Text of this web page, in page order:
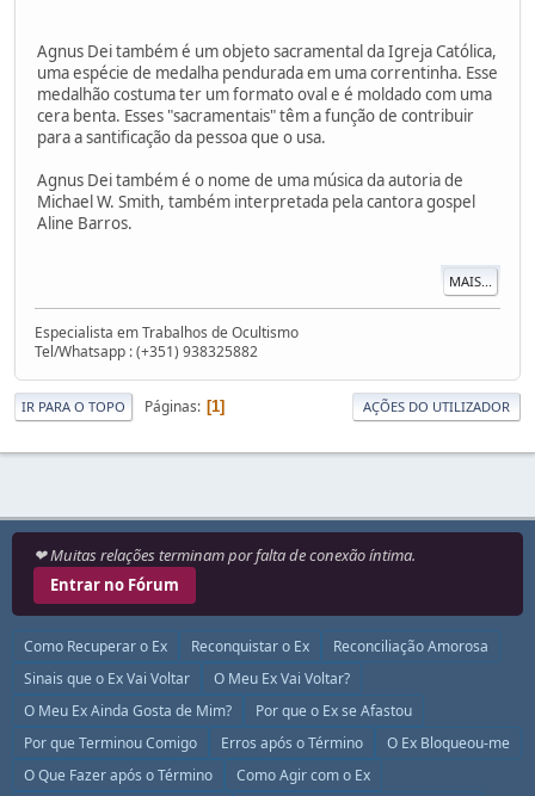
Agnus Dei também é um objeto sacramental da Igreja Católica,
uma espécie de medalha pendurada em uma correntinha. Esse
medalhão costuma ter um formato oval e é moldado com uma
cera benta. Esses "sacramentais" têm a função de contribuir
para a santificação da pessoa que o usa.
Agnus Dei também é o nome de uma música da autoria de
Michael W. Smith, também interpretada pela cantora gospel
Aline Barros.
MAIS...
Especialista em Trabalhos de Ocultismo
Tel/Whatsapp : (+351) 938325882
IR PARA O TOPO Páginas 1 AÇÕES DO UTILIZADOR
❤ Muitas relações terminam por falta de conexão íntima.
Entrar no Fórum
Como Recuperar o Ex Reconquistar o Ex
Reconciliação Amorosa
Sinais que o Ex Vai Voltar
O Meu Ex Vai Voltar?
O Meu Ex Ainda Gosta de Mim?
Por que o Ex se Afastou
Por que Terminou Comigo
Erros após o Término
O Ex Bloqueou-me
O Que Fazer após o Término
Como Agir com o Ex